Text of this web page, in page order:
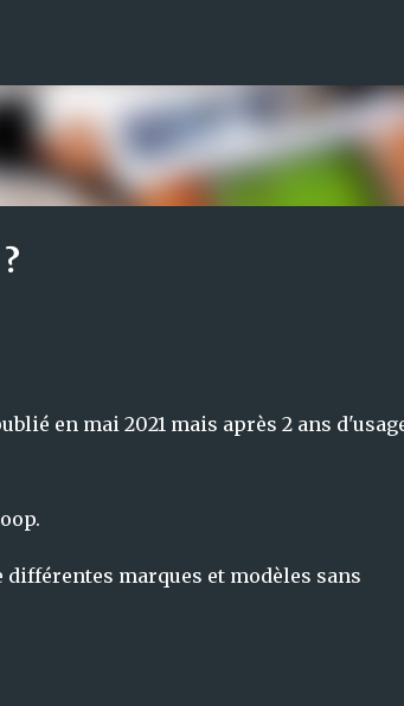
en mai 2021 mais après 2 ans
différentes marques et modèles sans